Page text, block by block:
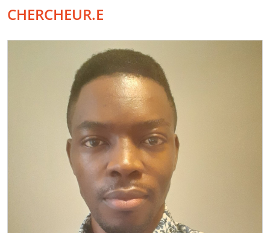
CHERCHEUR.E